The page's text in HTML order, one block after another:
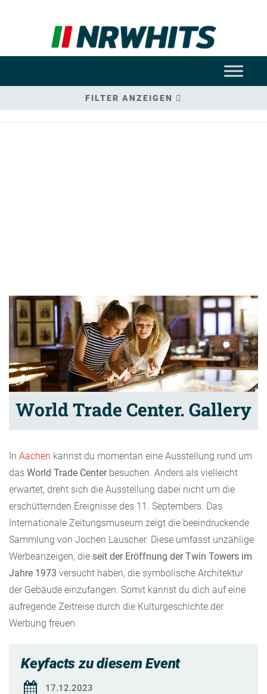
FILTER ANZEIGEN
World Trade Center. Gallery
In Aachen kannst du momentan eine Ausstellung rund um
das World Trade Centerbesuchen. Anders als vielleicht
erwartet, dreht sich die Ausstellung dabei nicht um die
erschütternden Ereignisse des 11. Septembers. Das
Internationale Zeitungsmuseum zeigt die beeindruckende
Sammlung von Jochen Lauscher. Diese umfasst unzählige
Werbeanzeigen, die seit der Eröffnung der Twin Towers im
Jahre 1973 versucht haben, die symbolische Architektur
der Gebäude einzufangen. Somit kannst du dich auf eine
aufregende Zeitreise durch die Kulturgeschichte der
Werbung freuen.
Keyfacts zu diesem Event
17.12.2023